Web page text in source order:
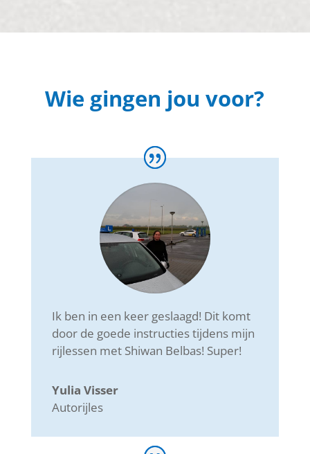
Wie gingen jou voor?
Ik ben in een keer geslaagd! Dit komt
door de goede instructies tijdens mijn
rijlessen met Shiwan Belbas! Super!
Yulia Visser
Autorijles